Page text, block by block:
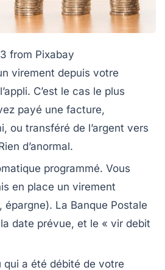
from Pixabay
virement depuis votre
C’est le cas le plus
payé une facture,
ou transféré de l’argent vers
d’anormal.
programmé. Vous
en place un virement
épargne). La Banque Postale
date prévue, et le « vir debit
qui a été débité de votre